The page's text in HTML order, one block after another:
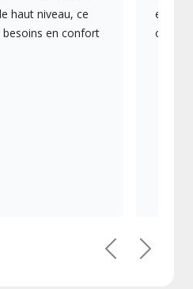
haut niveau, ce
en confort
en
PrécédentSuivant